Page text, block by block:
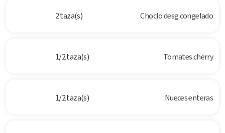
2 taza(s) Choclo desg congelado
1/2 taza(s) Tomates cherry
1/2 taza(s) Nueces enteras